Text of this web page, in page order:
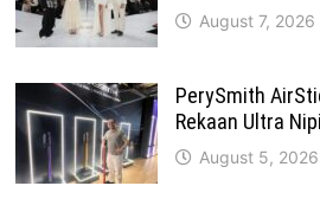
August 7, 2026
PerySmith
Rekaan Ultra
August 5, 2026